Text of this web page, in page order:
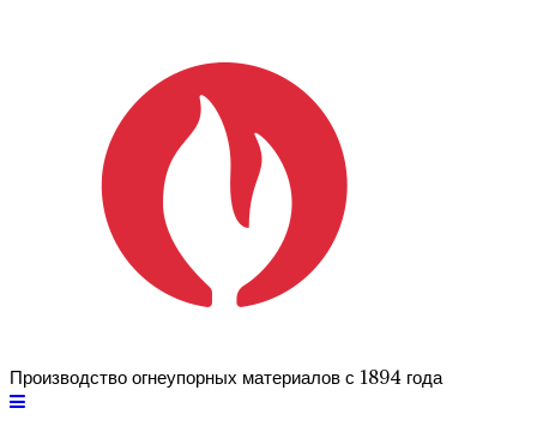
Производство огнеупорных материалов с 1894 года